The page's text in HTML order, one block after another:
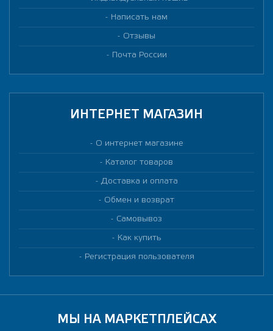
Написать нам
Отзывы
Почта России
ИНТЕРНЕТ МАГАЗИН
О интернет магазине
Каталог товаров
Доставка и оплата
Обмен и возврат
Самовывоз
Как купить
Регистрация пользователя
МЫ НА МАРКЕТПЛЕЙСАХ